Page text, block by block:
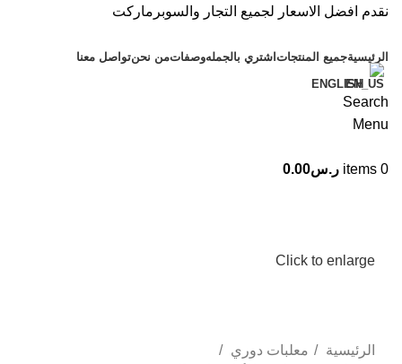
نقدم افضل الاسعار لجميع التجار والسوبرماركت
الرئيسيةجميع المنتجات اشتري بالجملهوصفاتمن نحنتواصل معنا
ENGLISH
Search
Menu
0
items ر.س0.00
Click to enlarge
الرئيسية
معلبات دوري